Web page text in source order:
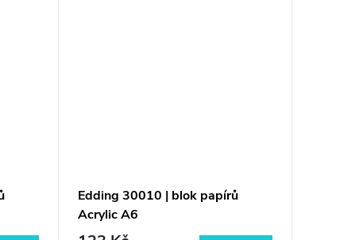
Edding 30010 | blok papírů
Acrylic A6